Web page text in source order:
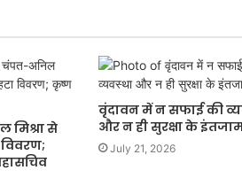
मिश्रा से
वृंदावन में न सफाई की
और न ही सुरक्षा के
July 21, 2026